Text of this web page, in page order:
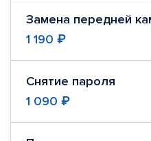
Замена передней
1 190 ₽
Снятие пароля
1 090 ₽